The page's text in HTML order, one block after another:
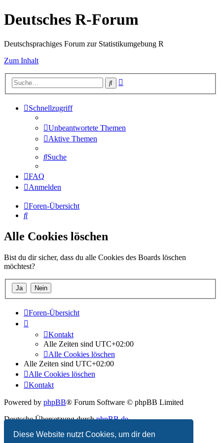
Diese Website nutzt Cookies, um dir den
Deutsches R-Forum
Deutschsprachiges Forum zur Statistikumgebung R
Zum Inhalt
Suche
Schnellzugriff
Unbeantwortete Themen
Aktive Themen
Suche
FAQ
Anmelden
Foren-Übersicht
Suche
Alle Cookies löschen
Bist du dir sicher, dass du alle Cookies des Boards löschen
möchtest?
Foren-Übersicht
Kontakt
Alle Zeiten sind UTC+02:00
Alle Cookies löschen
Alle Zeiten sind UTC+02:00
Alle Cookies löschen
Kontakt
Powered by phpBB® Forum Software © phpBB Limited
Deutsche Übersetzung durchphpBB.de
Datenschutz |Nutzungsbedingungen